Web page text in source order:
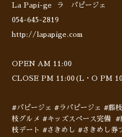
La Papi-ge ラ パピージェ
054-645-2819
http://lapapige.com
OPEN AM 11:00
CLOSE PM 11:00(L・O PM
#パピージェ #ラパピージェ #藤
枝グルメ #キッズスペース完備
枝デート #さきめし #さきめし券